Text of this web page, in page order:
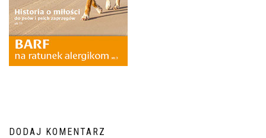
DODAJ KOMENTARZ